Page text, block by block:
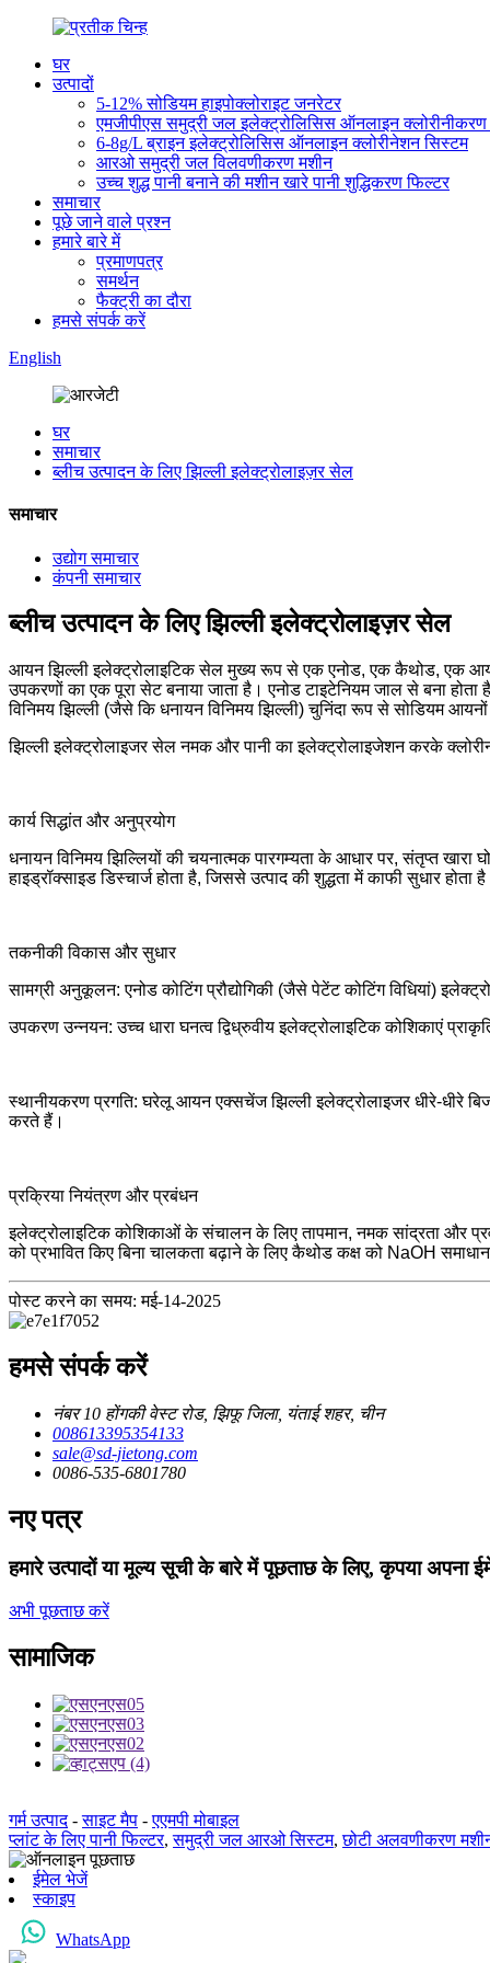
घर
उत्पादों
5-12% सोडियम हाइपोक्लोराइट जनरेटर
एमजीपीएस समुद्री जल इलेक्ट्रोलिसिस ऑनलाइन क्लोरीनीकरण
6-8g/L ब्राइन इलेक्ट्रोलिसिस ऑनलाइन क्लोरीनेशन सिस्टम
आरओ समुद्री जल विलवणीकरण मशीन
उच्च शुद्ध पानी बनाने की मशीन खारे पानी शुद्धिकरण फिल्टर
समाचार
पूछे जाने वाले प्रश्न
हमारे बारे में
प्रमाणपत्र
समर्थन
फैक्ट्री का दौरा
हमसे संपर्क करें
English
घर
समाचार
ब्लीच उत्पादन के लिए झिल्ली इलेक्ट्रोलाइज़र सेल
समाचार
उद्योग समाचार
कंपनी समाचार
ब्लीच उत्पादन के लिए झिल्ली इलेक्ट्रोलाइज़र सेल
आयन झिल्ली इलेक्ट्रोलाइटिक सेल मुख्य रूप से एक एनोड, एक कैथोड, एक
उपकरणों का एक पूरा सेट बनाया जाता है। एनोड टाइटेनियम जाल से बना
विनिमय झिल्ली (जैसे कि धनायन विनिमय झिल्ली) चुनिंदा रूप से सोडियम
झिल्ली इलेक्ट्रोलाइजर सेल नमक और पानी का इलेक्ट्रोलाइजेशन करके
कार्य सिद्धांत और अनुप्रयोग
धनायन विनिमय झिल्लियों की चयनात्मक पारगम्यता के आधार पर, संतृप्त
हाइड्रॉक्साइड डिस्चार्ज होता है, जिससे उत्पाद की शुद्धता में काफी सुधार
तकनीकी विकास और सुधार
सामग्री अनुकूलन: एनोड कोटिंग प्रौद्योगिकी (जैसे पेटेंट कोटिंग विधियां)
उपकरण उन्नयन: उच्च धारा घनत्व द्विध्रुवीय इलेक्ट्रोलाइटिक कोशिकाएं
स्थानीयकरण प्रगति: घरेलू आयन एक्सचेंज झिल्ली इलेक्ट्रोलाइजर धीरे-धीरे
करते हैं।
प्रक्रिया नियंत्रण और प्रबंधन
इलेक्ट्रोलाइटिक कोशिकाओं के संचालन के लिए तापमान, नमक सांद्रता और
को प्रभावित किए बिना चालकता बढ़ाने के लिए कैथोड कक्ष को NaOH
पोस्ट करने का समय: मई-14-2025
हमसे संपर्क करें
नंबर 10 होंगकी वेस्ट रोड, झिफू जिला, यंताई शहर, चीन
008613395354133
sale@sd-jietong.com
0086-535-6801780
नए पत्र
हमारे उत्पादों या मूल्य सूची के बारे में पूछताछ के लिए, कृपया
अभी पूछताछ करें
सामाजिक
गर्म उत्पाद-साइट मैप -एएमपी मोबाइल
प्लांट के लिए पानी फिल्टर,समुद्री जल आरओ सिस्टम,छोटी अलवणीकरण
ईमेल भेजें
स्काइप
WhatsApp